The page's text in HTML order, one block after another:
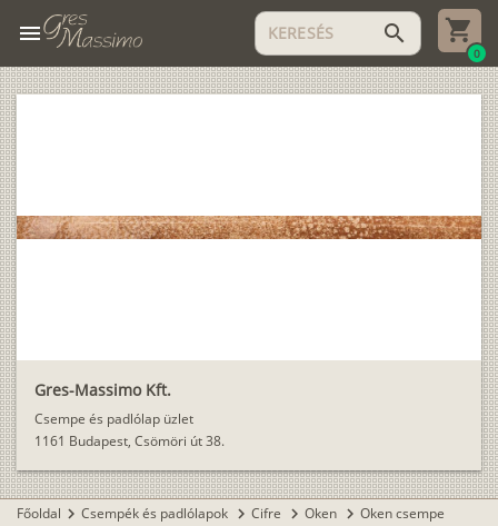
menu search
0
Gres-Massimo Kft.
Csempe és padlólap üzlet
1161 Budapest, Csömöri út 38.
Főoldal chevron_right Csempék és padlólapok chevron_right Cifre chevron_right Oken chevron_right Oken csempe